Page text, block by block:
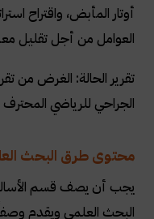
أوتار المأبض، واقتراح
العوامل من أجل تقليل
تقرير الحالة: الغرض من
الجراحي للرياضي
محتوى طرق البحث
يجب أن يصف قسم
البحث العلمي ويقدم